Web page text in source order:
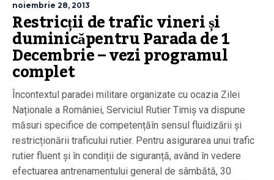
noiembrie 28, 2013
Restricții de trafic vineri și
duminicăpentru Parada de 1
Decembrie – vezi programul
complet
Încontextul paradei militare organizate cu ocazia Zilei
Naționale a României, Serviciul Rutier Timiș va dispune
măsuri specifice de competențăîn sensul fluidizării și
restricționării traficului rutier. Pentru asigurarea unui trafic
rutier fluent și în condiții de siguranță, având în vedere
efectuarea antrenamentului general de sâmbătă, 30